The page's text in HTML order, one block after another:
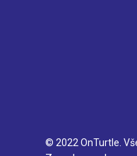
© 2022 OnTurtle.